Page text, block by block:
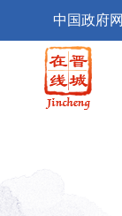
中国政府网